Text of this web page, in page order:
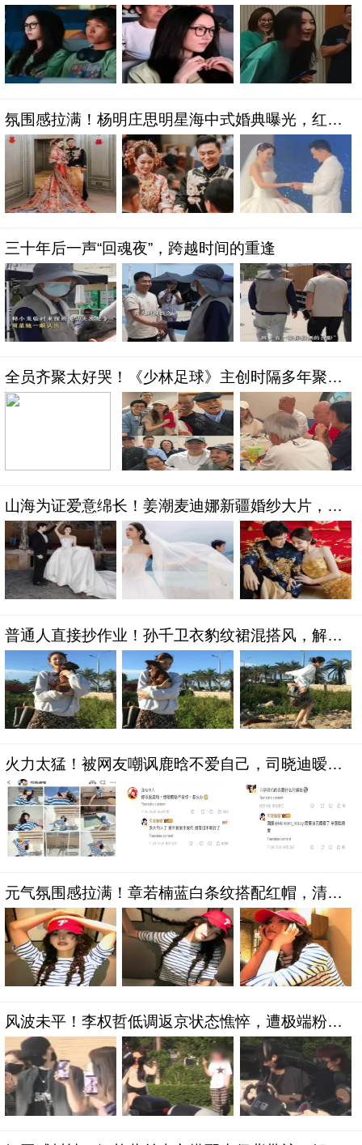
氛围感拉满！杨明庄思明星海中式婚典曝光，红妆
华服演绎极致浪漫
三十年后一声“回魂夜”，跨越时间的重逢
全员齐聚太好哭！《少林足球》主创时隔多年聚
餐，满屏都是青春回忆杀
山海为证爱意绵长！姜潮麦迪娜新疆婚纱大片，每
一帧都是极致浪漫
普通人直接抄作业！孙千卫衣豹纹裙混搭风，解锁
不费力时髦感
火力太猛！被网友嘲讽鹿晗不爱自己，司晓迪暧昧
回应彻底气炸粉丝
元气氛围感拉满！章若楠蓝白条纹搭配红帽，清爽
俏皮自带少年感
风波未平！李权哲低调返京状态憔悴，遭极端粉丝
贴窗辱骂场面失控